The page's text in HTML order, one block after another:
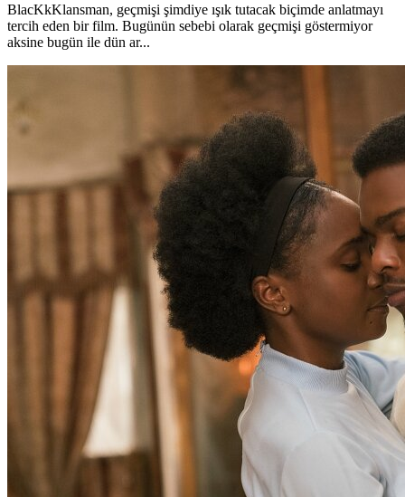
BlacKkKlansman, geçmişi şimdiye ışık tutacak biçimde anlatmayı
tercih eden bir film. Bugünün sebebi olarak geçmişi göstermiyor
aksine bugün ile dün ar...